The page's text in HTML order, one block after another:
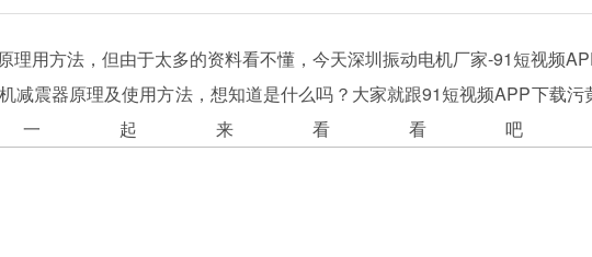
理用方法，但由于太多的资料看不懂，今天深圳振动电机厂家-91短视频
减震器原理及使用方法，想知道是什么吗？大家就跟91短视频APP下载污
起来看看吧